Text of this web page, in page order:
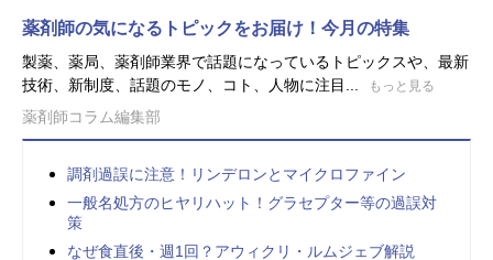
薬剤師の気になるトピックをお届け！今月の特集
製薬、薬局、薬剤師業界で話題になっているトピックスや、最新
技術、新制度、話題のモノ、コト、人物に注目...
もっと見る
薬剤師コラム編集部
調剤過誤に注意！リンデロンとマイクロファイン
一般名処方のヒヤリハット！グラセプター等の過誤対
策
なぜ食直後・週1回？アウィクリ・ルムジェブ解説